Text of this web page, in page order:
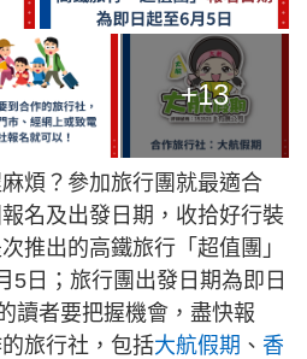
+13
煩？參加旅行團就最適合
名及出發日期，收拾好行裝
推出的高鐵旅行「超值團」
5日；旅行團出發日期為即日
讀者要把握機會，盡快報
旅行社，包括大航假期 、 香